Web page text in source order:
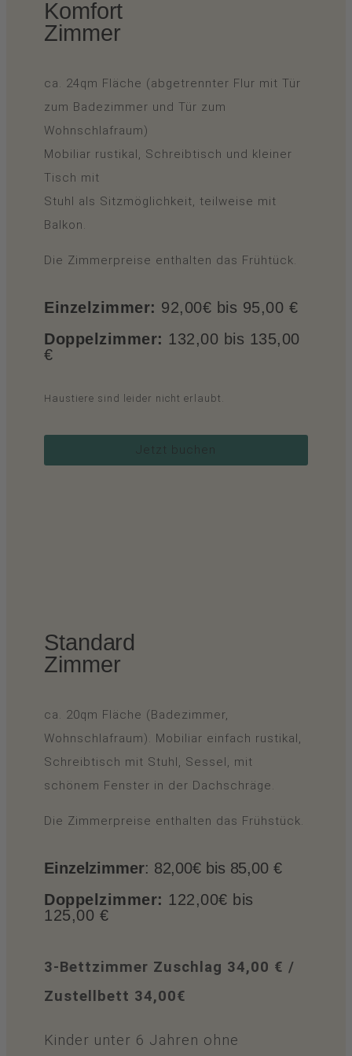
Komfort
Zimmer
ca. 24qm Fläche (abgetrennter Flur mit Tür
zum Badezimmer und Tür zum
Wohnschlafraum)
Mobiliar rustikal, Schreibtisch und kleiner
Tisch mit
Stuhl als Sitzmöglichkeit, teilweise mit
Balkon.
Die Zimmerpreise enthalten das Frühtück.
Einzelzimmer: 92,00€ bis 95,00 €
Doppelzimmer: 132,00 bis 135,00
€
Haustiere sind leider nicht erlaubt.
Jetzt buchen
Standard
Zimmer
ca. 20qm Fläche (Badezimmer,
Wohnschlafraum). Mobiliar einfach rustikal,
Schreibtisch mit Stuhl, Sessel, mit
schönem Fenster in der Dachschräge.
Die Zimmerpreise enthalten das Frühstück.
Einzelzimmer: 82,00€ bis 85,00 €
Doppelzimmer: 122,00€ bis
125,00 €
3-Bettzimmer Zuschlag 34,00 € /
Zustellbett 34,00€
Kinder unter 6 Jahren ohne